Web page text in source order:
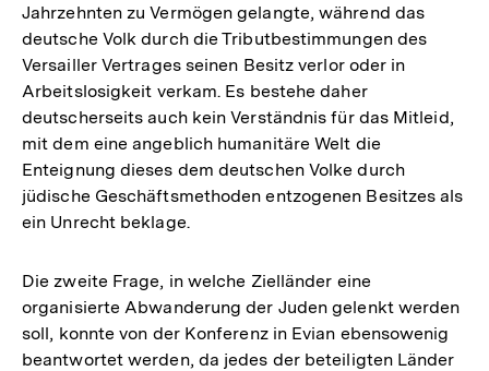
Jahrzehnten zu Vermögen gelangte, während das
deutsche Volk durch die Tributbestimmungen des
Versailler Vertrages seinen Besitz verlor oder in
Arbeitslosigkeit verkam. Es bestehe daher
deutscherseits auch kein Verständnis für das Mitleid,
mit dem eine angeblich humanitäre Welt die
Enteignung dieses dem deutschen Volke durch
jüdische Geschäftsmethoden entzogenen Besitzes als
ein Unrecht beklage.
Die zweite Frage, in welche Zielländer eine
organisierte Abwanderung der Juden gelenkt werden
soll, konnte von der Konferenz in Evian ebensowenig
beantwortet werden, da jedes der beteiligten Länder